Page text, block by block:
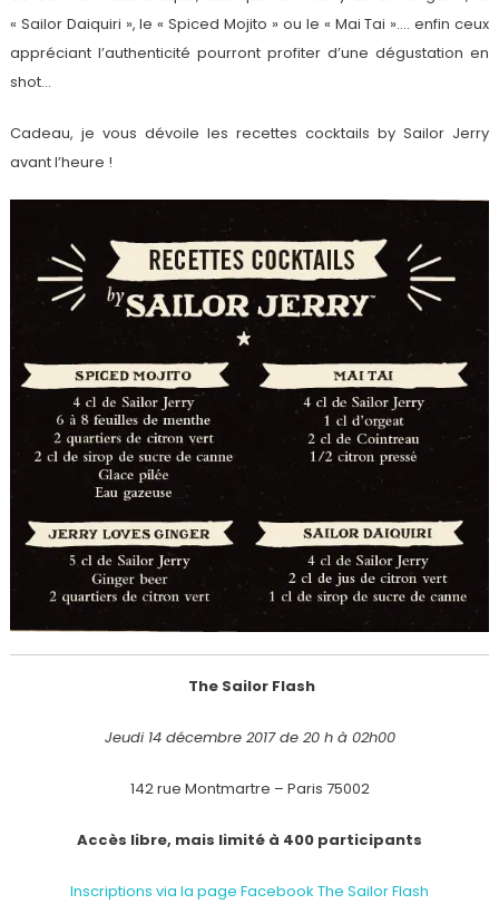
« Sailor Daiquiri », le « Spiced Mojito » ou le « Mai Tai »…. enfin ceux
appréciant l’authenticité pourront profiter d’une dégustation en
shot…
Cadeau, je vous dévoile les recettes cocktails by Sailor Jerry
avant l’heure !
The Sailor Flash
Jeudi 14 décembre 2017 de 20 h à 02h00
142 rue Montmartre – Paris 75002
Accès libre, mais limité à 400 participants
Inscriptions via la page Facebook The Sailor Flash